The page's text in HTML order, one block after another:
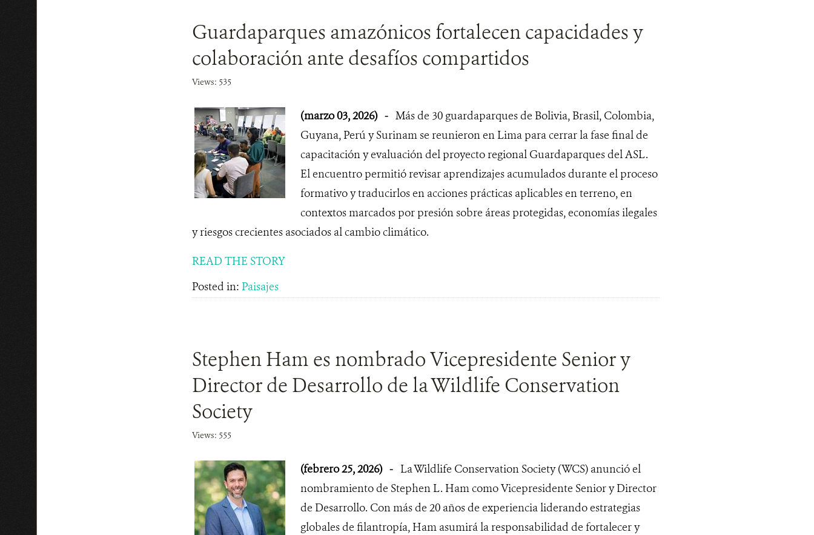
Guardaparques amazónicos fortalecen capacidades y
colaboración ante desafíos compartidos
Views: 535
(marzo 03, 2026) - Más de 30 guardaparques de Bolivia, Brasil, Colombia,
Guyana, Perú y Surinam se reunieron en Lima para cerrar la fase final de
capacitación y evaluación del proyecto regional Guardaparques del ASL.
El encuentro permitió revisar aprendizajes acumulados durante el proceso
formativo y traducirlos en acciones prácticas aplicables en terreno, en
contextos marcados por presión sobre áreas protegidas, economías ilegales
y riesgos crecientes asociados al cambio climático.
READ THE STORY
Posted in: Paisajes
Stephen Ham es nombrado Vicepresidente Senior y
Director de Desarrollo de la Wildlife Conservation
Society
Views: 555
(febrero 25, 2026) - La Wildlife Conservation Society (WCS) anunció el
nombramiento de Stephen L. Ham como Vicepresidente Senior y Director
de Desarrollo. Con más de 20 años de experiencia liderando estrategias
globales de filantropía, Ham asumirá la responsabilidad de fortalecer y